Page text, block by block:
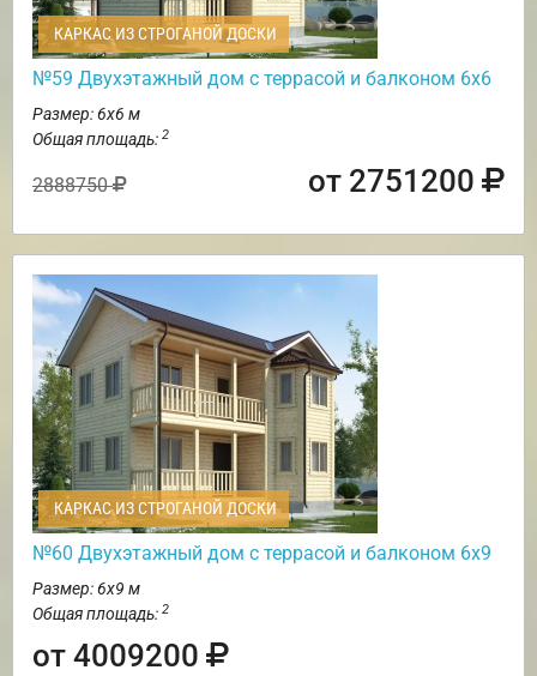
КАРКАС ИЗ СТРОГАНОЙ ДОСКИ
№59 Двухэтажный дом с террасой и балконом 6х6
Размер: 6х6 м
Общая площадь: 2
2888750 от 2751200
КАРКАС ИЗ СТРОГАНОЙ ДОСКИ
№60 Двухэтажный дом с террасой и балконом 6х9
Размер: 6х9 м
Общая площадь: 2
от 4009200